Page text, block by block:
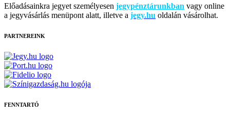
Előadásainkra jegyet személyesen jegypénztárunkban vagy online
a jegyvásárlás menüpont alatt, illetve a jegy.hu oldalán vásárolhat.
PARTNEREINK
FENNTARTÓ